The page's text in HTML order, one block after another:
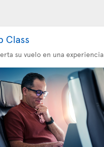
Class
su vuelo en una experiencia